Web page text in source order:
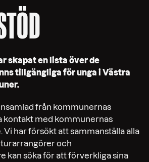
skapat en lista över de
tillgängliga för unga i Västra
från kommunernas
kontakt med kommunernas
Vi har försökt att sammanställa alla
och
kan söka för att förverkliga sina